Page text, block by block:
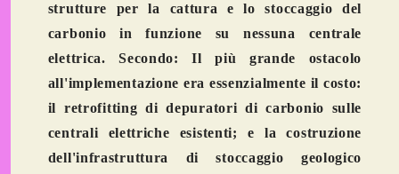
strutture per la cattura e lo stoccaggio del
carbonio in funzione su nessuna centrale
elettrica. Secondo: Il più grande ostacolo
all'implementazione era essenzialmente il costo:
il retrofitting di depuratori di carbonio sulle
centrali elettriche esistenti; e la costruzione
dell'infrastruttura di stoccaggio geologico